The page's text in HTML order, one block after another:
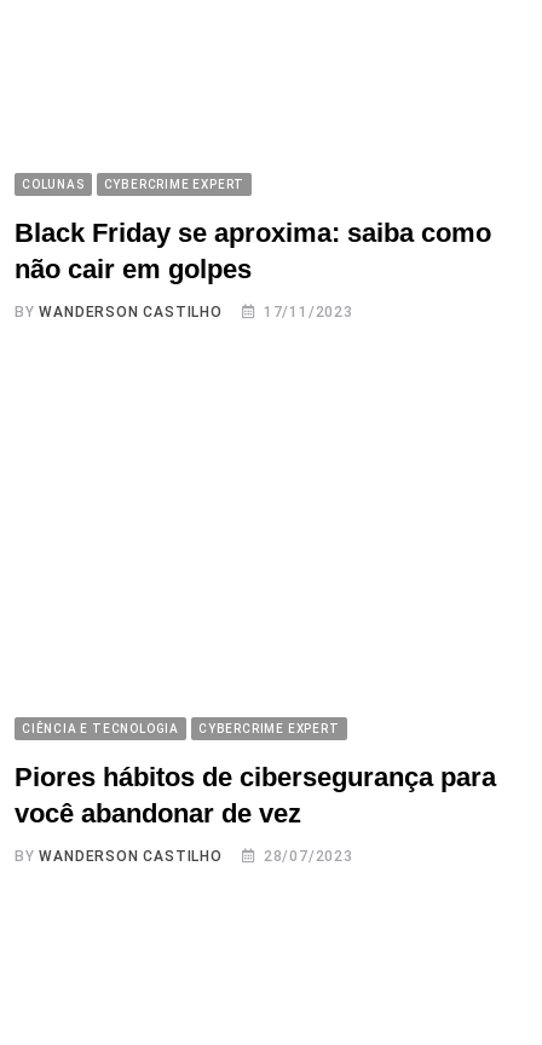
COLUNAS CYBERCRIME EXPERT
Black Friday se aproxima: saiba como
não cair em golpes
BYWANDERSON CASTILHO 17/11/2023
CIÊNCIA E TECNOLOGIA CYBERCRIME EXPERT
Piores hábitos de cibersegurança para
você abandonar de vez
BYWANDERSON CASTILHO 28/07/2023